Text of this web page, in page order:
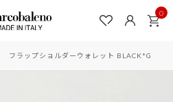
0
フラップショルダーウォレット BLACK*GRAY